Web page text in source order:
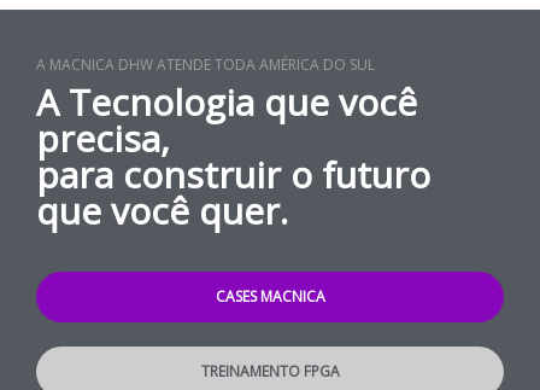
A MACNICA DHW ATENDE TODA AMÉRICA DO SUL
A Tecnologia que você
precisa,
para construir o futuro
que você quer.
CASES MACNICA
TREINAMENTO FPGA